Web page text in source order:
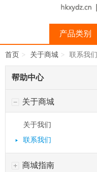
产品类别
首页 关于商城 联系我们
帮助中心
关于商城
关于我们
联系我们
商城指南